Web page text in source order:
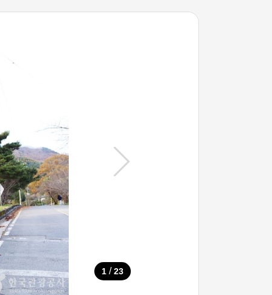
1 / 23